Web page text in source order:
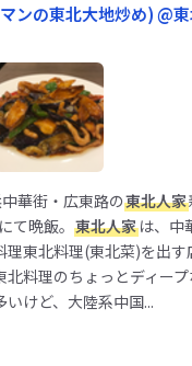
ンの東北大地炒め) @
華街・広東路の東北人家
て晩飯。 東北人家は、中
理東北料理(東北菜)を出す
北料理のちょっとディー
けど、大陸系中国...